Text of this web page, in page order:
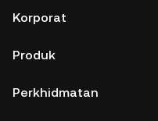
Korporat
Produk
Perkhidmatan